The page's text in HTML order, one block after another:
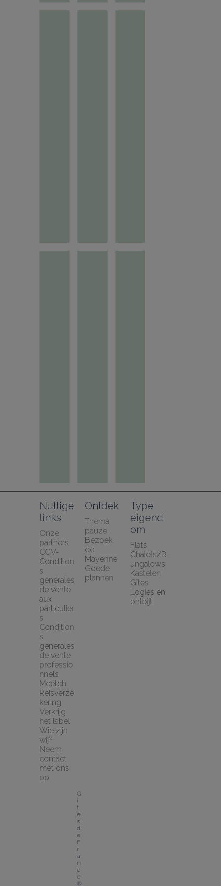
Nuttige
links
Onze
partners
CGV-
Condition
s
générales
de vente
aux
particulier
s
Condition
s
générales
de vente
professio
nnels
Meetch
Reisverze
kering
Verkrijg
het label
Wie zijn
wij?
Neem
contact
met ons
op
Ontdek
Thema
pauze
Bezoek
de
Mayenne
Goede
plannen
Type
eigend
om
Flats
Chalets/B
ungalows
Kastelen
Gîtes
Logies en
ontbijt
G
î
t
e
s
d
e
F
r
a
n
c
e
®